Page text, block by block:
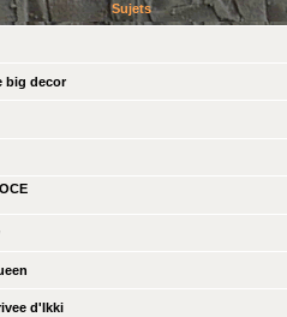
Sujets
big decor
d'Ikki